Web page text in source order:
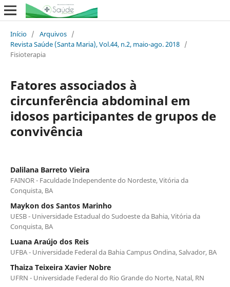
Início / Arquivos /
Revista Saúde (Santa Maria), Vol.44, n.2, maio-ago. 2018 /
Fisioterapia
Fatores associados à
circunferência abdominal em
idosos participantes de grupos de
convivência
Dalilana Barreto Vieira
FAINOR - Faculdade Independente do Nordeste, Vitória da
Conquista, BA
Maykon dos Santos Marinho
UESB - Universidade Estadual do Sudoeste da Bahia, Vitória da
Conquista, BA
Luana Araújo dos Reis
UFBA - Universidade Federal da Bahia Campus Ondina, Salvador, BA
Thaiza Teixeira Xavier Nobre
UFRN - Universidade Federal do Rio Grande do Norte, Natal, RN